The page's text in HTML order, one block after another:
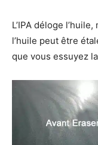
L’IPA déloge
l’huile peut être
que vous essuyez la